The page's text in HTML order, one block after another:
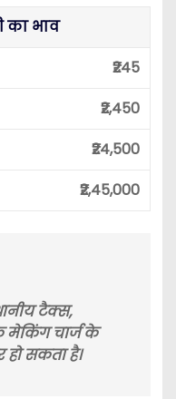
का भाव
₹245
₹2,450
₹24,500
₹2,45,000
टैक्स,
मेकिंग चार्ज के
सकता है।